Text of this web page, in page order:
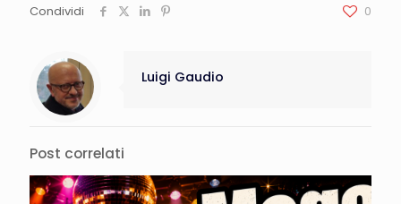
Condividi 0
Luigi Gaudio
Post correlati